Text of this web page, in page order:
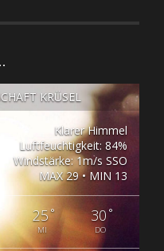
KRÜSEL
Klarer Himmel
Luftfeuchtigkeit: 84%
Windstärke: 1m/s SSO
MAX 29 • MIN 13
25°
MI
30 °
DO